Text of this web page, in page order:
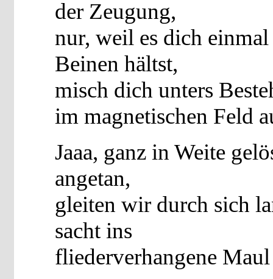
der Zeugung,
nur, weil es dich
Beinen hältst,
misch dich unters
im magnetischen Feld
Jaaa, ganz in Weite
angetan,
gleiten wir durch sich
sacht ins
fliederverhangene